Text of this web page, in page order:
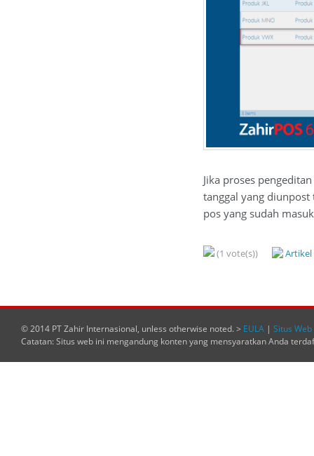
Jika proses
tanggal yang
pos yang sudah
(1 vote(s))
© 2014 PT Zahir Internasional, unless otherwise noted. > EULA | Situs
Catatan: Situs web ini mengandung konten yang mensyaratkan Anda